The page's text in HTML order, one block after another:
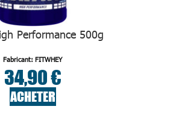
Performance 500g
Fabricant: FITWHEY
34,90 €
ACHETER